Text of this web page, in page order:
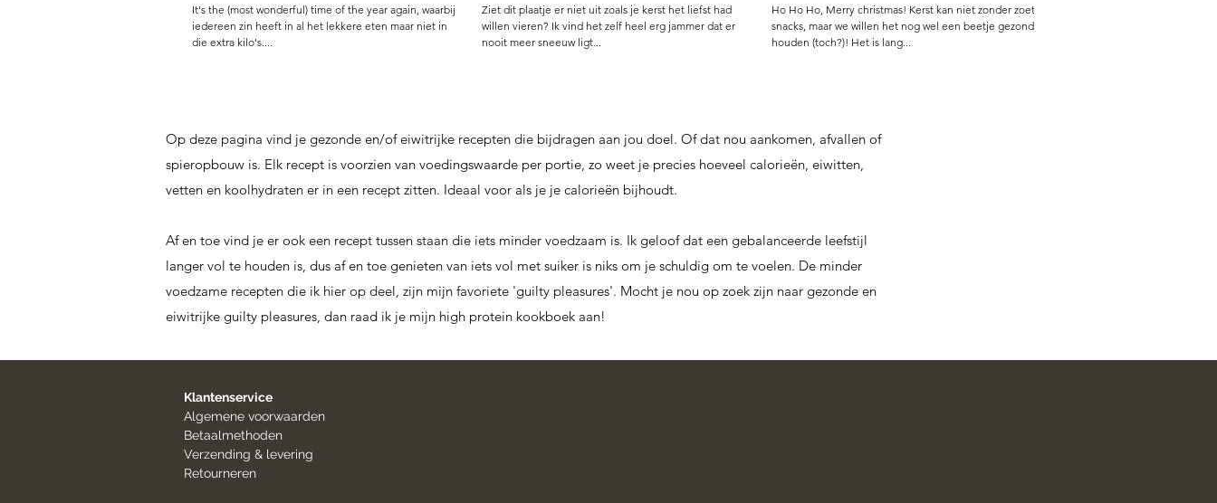
It's the (most wonderful) time of the year again, waarbij
iedereen zin heeft in al het lekkere eten maar niet in
die extra kilo's....
Ziet dit plaatje er niet uit zoals je kerst het liefst had
willen vieren? Ik vind het zelf heel erg jammer dat er
nooit meer sneeuw ligt...
Ho Ho Ho, Merry christmas! Kerst kan niet zonder zoete
snacks, maar we willen het nog wel een beetje gezond
houden (toch?)! Het is lang...
Op deze pagina vind je gezonde en/of eiwitrijke recepten die bijdragen aan jou doel. Of dat nou aankomen, afvallen of
spieropbouw is. Elk recept is voorzien van voedingswaarde per portie, zo weet je precies hoeveel calorieën, eiwitten,
vetten en koolhydraten er in een recept zitten. Ideaal voor als je je calorieën bijhoudt.
Af en toe vind je er ook een recept tussen staan die iets minder voedzaam is. Ik geloof dat een gebalanceerde leefstijl
langer vol te houden is, dus af en toe genieten van iets vol met suiker is niks om je schuldig om te voelen. De minder
voedzame recepten die ik hier op deel, zijn mijn favoriete 'guilty pleasures'. Mocht je nou op zoek zijn naar gezonde en
eiwitrijke guilty pleasures, dan raad ik je mijn high protein kookboek aan!
Klantenservice
Algemene voorwaarden
Betaalmethoden
Verzending & levering
Retourneren